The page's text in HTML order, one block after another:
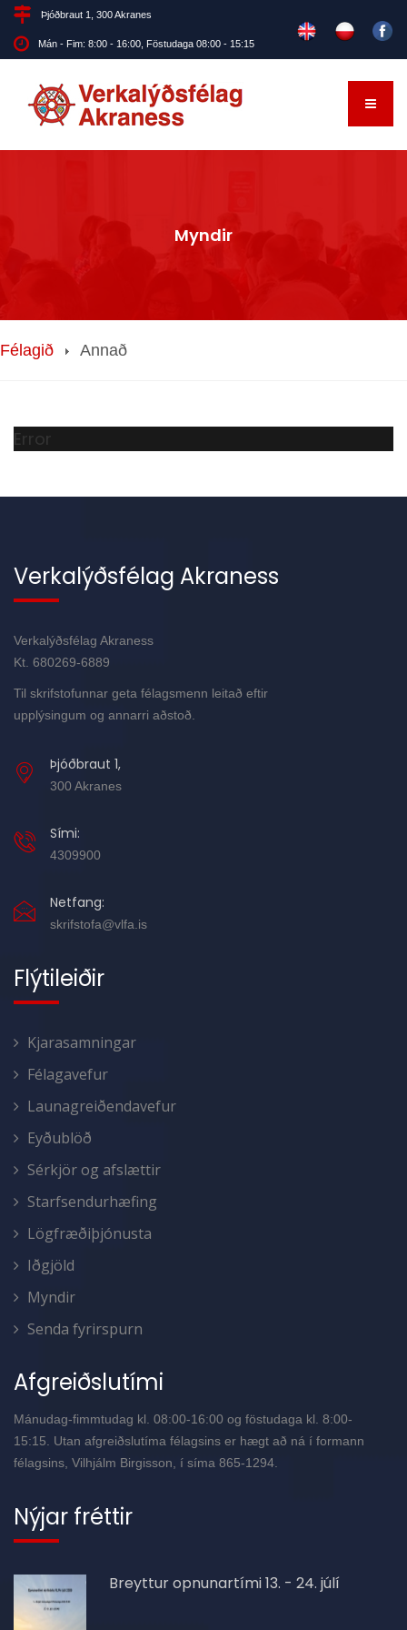
Þjóðbraut 1, 300 Akranes
Mán - Fim: 8:00 - 16:00, Föstudaga 08:00 - 15:15
Myndir
Félagið Annað
Error
Verkalýðsfélag Akraness
Verkalýðsfélag Akraness
Kt. 680269-6889
Til skrifstofunnar geta félagsmenn leitað eftir
upplýsingum og annarri aðstoð.
Þjóðbraut 1,
300 Akranes
Sími:
4309900
Netfang:
skrifstofa@vlfa.is
Flýtileiðir
Kjarasamningar
Félagavefur
Launagreiðendavefur
Eyðublöð
Sérkjör og afslættir
Starfsendurhæfing
Lögfræðiþjónusta
Iðgjöld
Myndir
Senda fyrirspurn
Afgreiðslutími
Mánudag-fimmtudag kl. 08:00-16:00 og föstudaga kl. 8:00-
15:15. Utan afgreiðslutíma félagsins er hægt að ná í formann
félagsins, Vilhjálm Birgisson, í síma 865-1294.
Nýjar fréttir
Breyttur opnunartími 13. - 24. júlí